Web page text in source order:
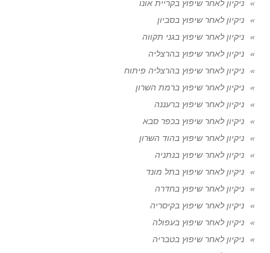
ניקיון לאחר שיפוץ בקריית אונו
ניקיון לאחר שיפוץ בסביון
ניקיון לאחר שיפוץ בגני תקווה
ניקיון לאחר שיפוץ בהרצליה
ניקיון לאחר שיפוץ בהרצליה פיתוח
ניקיון לאחר שיפוץ ברמת השרון
ניקיון לאחר שיפוץ ברעננה
ניקיון לאחר שיפוץ בכפר סבא
ניקיון לאחר שיפוץ בהוד השרון
ניקיון לאחר שיפוץ בנתניה
ניקיון לאחר שיפוץ בתל מונד
ניקיון לאחר שיפוץ בחדרה
ניקיון לאחר שיפוץ בקיסריה
ניקיון לאחר שיפוץ בעפולה
ניקיון לאחר שיפוץ בטבריה